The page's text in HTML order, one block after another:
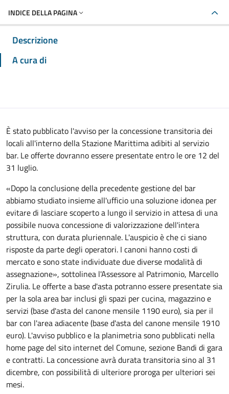
INDICE DELLA PAGINA
Descrizione
A cura di
È stato pubblicato l'avviso per la concessione transitoria dei
locali all'interno della Stazione Marittima adibiti al servizio
bar. Le offerte dovranno essere presentate entro le ore 12 del
31 luglio.
«Dopo la conclusione della precedente gestione del bar
abbiamo studiato insieme all'ufficio una soluzione idonea per
evitare di lasciare scoperto a lungo il servizio in attesa di una
possibile nuova concessione di valorizzazione dell'intera
struttura, con durata pluriennale. L'auspicio è che ci siano
risposte da parte degli operatori. I canoni hanno costi di
mercato e sono state individuate due diverse modalità di
assegnazione», sottolinea l'Assessore al Patrimonio, Marcello
Zirulia. Le offerte a base d'asta potranno essere presentate sia
per la sola area bar inclusi gli spazi per cucina, magazzino e
servizi (base d'asta del canone mensile 1190 euro), sia per il
bar con l'area adiacente (base d'asta del canone mensile 1910
euro). L'avviso pubblico e la planimetria sono pubblicati nella
home page del sito internet del Comune, sezione Bandi di gara
e contratti. La concessione avrà durata transitoria sino al 31
dicembre, con possibilità di ulteriore proroga per ulteriori sei
mesi.